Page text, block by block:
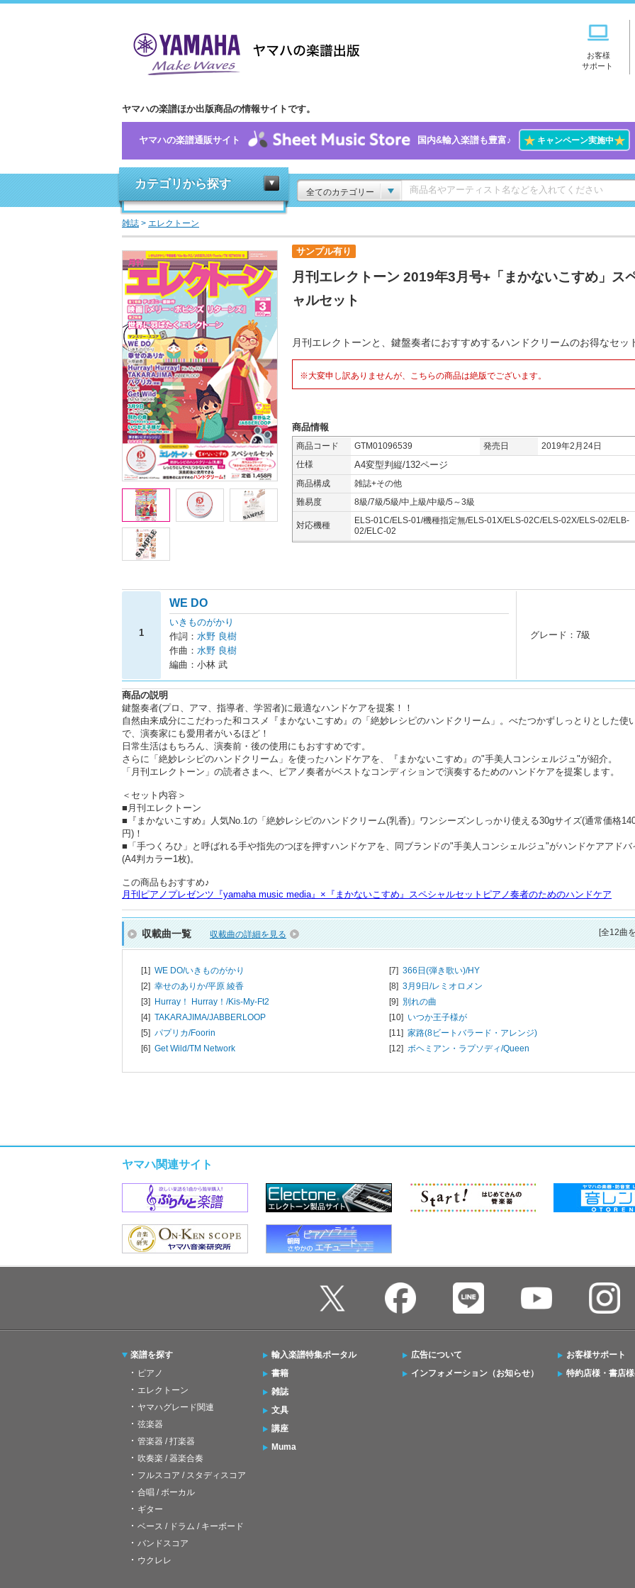
お客様
サポート
ヤマハの楽譜ほか出版商品の情報サイトです。
ヤマハの楽譜通販サイト 国内&輸入楽譜も豊富♪ ★キャンペーン実施中★
カテゴリから探す
全てのカテゴリー
雑誌 > エレクトーン
サンプル有り
月刊エレクトーン 2019年3月号+「まかないこすめ」ス
ャルセット
月刊エレクトーンと、鍵盤奏者におすすめするハンドクリームのお得なセッ
※大変申し訳ありませんが、こちらの商品は絶版でございます。
商品情報
商品コード GTM01096539 発売日
2019年2月24日
仕様
A4変型判縦/132ページ
商品構成
雑誌+その他
難易度
8級/7級/5級/中上級/中級/5～3級
対応機種
ELS-01C/ELS-01/機種指定無/ELS-01X/ELS-02C/ELS-02X/ELS-02/ELB-
02/ELC-02
1
WE DO
いきものがかり
作詞： 水野 良樹
作曲： 水野 良樹
編曲：小林 武
グレード：7級
商品の説明
鍵盤奏者(プロ、アマ、指導者、学習者)に最適なハンドケアを提案！！
自然由来成分にこだわった和コスメ『まかないこすめ』の「絶妙レシピのハンドクリーム」。べたつかずしっとりとした使
で、演奏家にも愛用者がいるほど！
日常生活はもちろん、演奏前・後の使用にもおすすめです。
さらに「絶妙レシピのハンドクリーム」を使ったハンドケアを、『まかないこすめ』の"手美人コンシェルジュ"が紹介。
「月刊エレクトーン」の読者さまへ、ピアノ奏者がベストなコンディションで演奏するためのハンドケアを提案します。
＜セット内容＞
■月刊エレクトーン
■『まかないこすめ』人気No.1の「絶妙レシピのハンドクリーム(乳香)」ワンシーズンしっかり使える30gサイズ(通常価格
円)！
■「手つくろひ」と呼ばれる手や指先のつぼを押すハンドケアを、同ブランドの"手美人コンシェルジュ"がハンドケアアドバ
(A4判カラー1枚)。
この商品もおすすめ♪
収載曲一覧 収載曲の詳細を見る [全12曲
[1] WE DO/いきものがかり
[2] 幸せのありか/平原 綾香
[3] Hurray！ Hurray！/Kis-My-Ft2
[4] TAKARAJIMA/JABBERLOOP
[5] パプリカ/Foorin
[6] Get Wild/TM Network
[7] 366日(弾き歌い)/HY
[8] 3月9日/レミオロメン
[9] 別れの曲
[10] いつか王子様が
[11] 家路(8ビートバラード・アレンジ)
[12] ボヘミアン・ラプソディ/Queen
ヤマハ関連サイト
楽譜を探す
ピアノ
エレクトーン
ヤマハグレード関連
弦楽器
管楽器 / 打楽器
吹奏楽 / 器楽合奏
フルスコア / スタディスコア
合唱 / ボーカル
ギター
ベース / ドラム / キーボード
バンドスコア
ウクレレ
輸入楽譜特集ポータル
書籍
雑誌
文具
講座
Muma
広告について
インフォメーション（お知らせ）
お客様サポート
特約店様・書店